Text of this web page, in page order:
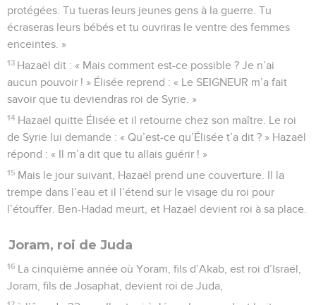
protégées. Tu tueras leurs jeunes gens à la guerre. Tu
écraseras leurs bébés et tu ouvriras le ventre des femmes
enceintes. »
13 Hazaël dit : « Mais comment est-ce possible ? Je n’ai
aucun pouvoir ! » Élisée reprend : « Le SEIGNEUR m’a fait
savoir que tu deviendras roi de Syrie. »
14 Hazaël quitte Élisée et il retourne chez son maître. Le roi
de Syrie lui demande : « Qu’est-ce qu’Élisée t’a dit ? » Hazaël
répond : « Il m’a dit que tu allais guérir ! »
15 Mais le jour suivant, Hazaël prend une couverture. Il la
trempe dans l’eau et il l’étend sur le visage du roi pour
l’étouffer. Ben-Hadad meurt, et Hazaël devient roi à sa place.
Joram, roi de Juda
16 La cinquième année où Yoram, fils d’Akab, est roi d’Israël,
Joram, fils de Josaphat, devient roi de Juda,